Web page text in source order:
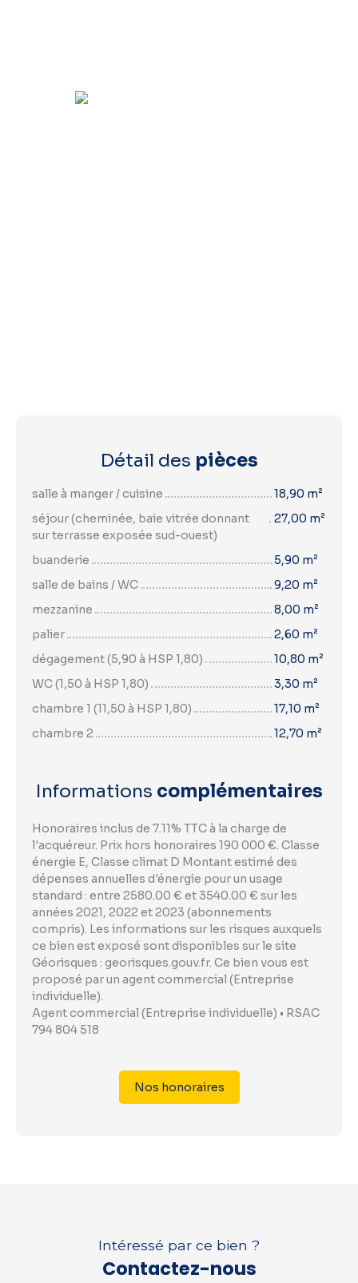
Détail des pièces
salle à manger / cuisine
18,90 m²
séjour (cheminée, baie vitrée donnant
sur terrasse exposée sud-ouest)
27,00 m²
buanderie
5,90 m²
salle de bains / WC
9,20 m²
mezzanine
8,00 m²
palier
2,60 m²
dégagement (5,90 à HSP 1,80)
10,80 m²
WC (1,50 à HSP 1,80)
3,30 m²
chambre 1 (11,50 à HSP 1,80)
17,10 m²
chambre 2
12,70 m²
Informations complémentaires
Honoraires inclus de 7.11% TTC à la charge de
l'acquéreur. Prix hors honoraires 190 000 €. Classe
énergie E, Classe climat D Montant estimé des
dépenses annuelles d'énergie pour un usage
standard : entre 2580.00 € et 3540.00 € sur les
années 2021, 2022 et 2023 (abonnements
compris). Les informations sur les risques auxquels
ce bien est exposé sont disponibles sur le site
Géorisques : georisques.gouv.fr. Ce bien vous est
proposé par un agent commercial (Entreprise
individuelle).
Agent commercial (Entreprise individuelle) • RSAC
794 804 518
Nos honoraires
Intéressé par ce bien ?
Contactez-nous